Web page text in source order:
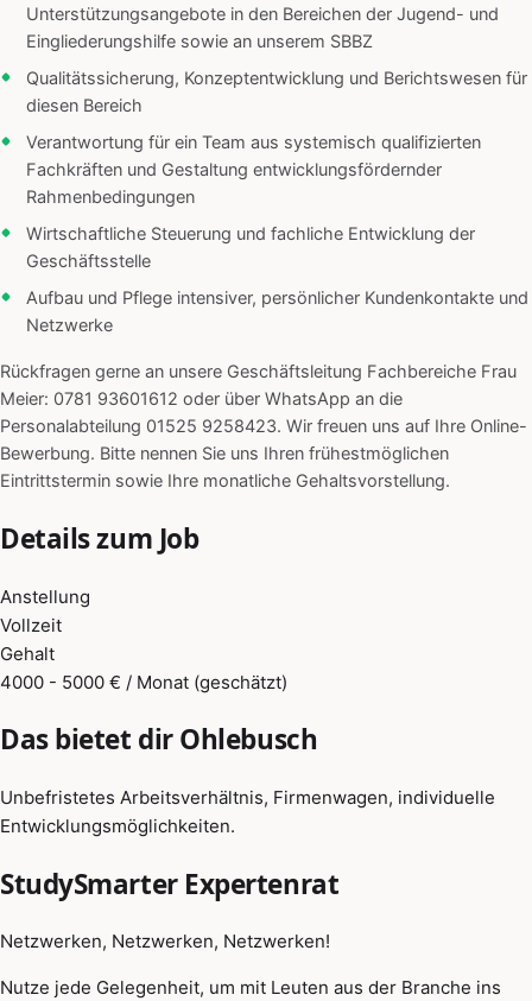
Unterstützungsangebote in den Bereichen der Jugend- und
Eingliederungshilfe sowie an unserem SBBZ
Qualitätssicherung, Konzeptentwicklung und Berichtswesen für
diesen Bereich
Verantwortung für ein Team aus systemisch qualifizierten
Fachkräften und Gestaltung entwicklungsfördernder
Rahmenbedingungen
Wirtschaftliche Steuerung und fachliche Entwicklung der
Geschäftsstelle
Aufbau und Pflege intensiver, persönlicher Kundenkontakte und
Netzwerke
Rückfragen gerne an unsere Geschäftsleitung Fachbereiche Frau
Meier: 0781 93601612 oder über WhatsApp an die
Personalabteilung 01525 9258423. Wir freuen uns auf Ihre Online-
Bewerbung. Bitte nennen Sie uns Ihren frühestmöglichen
Eintrittstermin sowie Ihre monatliche Gehaltsvorstellung.
Details zum Job
Anstellung
Vollzeit
Gehalt
4000 - 5000 € / Monat (geschätzt)
Das bietet dir Ohlebusch
Unbefristetes Arbeitsverhältnis, Firmenwagen, individuelle
Entwicklungsmöglichkeiten.
StudySmarter Expertenrat
Netzwerken, Netzwerken, Netzwerken!
Nutze jede Gelegenheit, um mit Leuten aus der Branche ins